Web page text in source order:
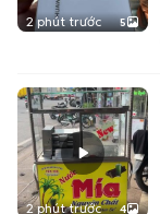
2 phút trước 5
2 phút trước 4